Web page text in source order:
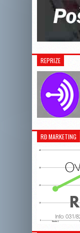
REPRIZE
RĐ MARKETING